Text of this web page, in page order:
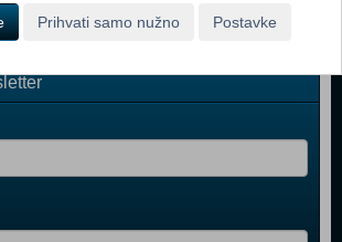
Prihvati samo nužno Postavke